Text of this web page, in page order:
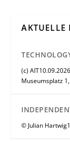
AKTUELLE
(c)
Museumsplatz
© Julian